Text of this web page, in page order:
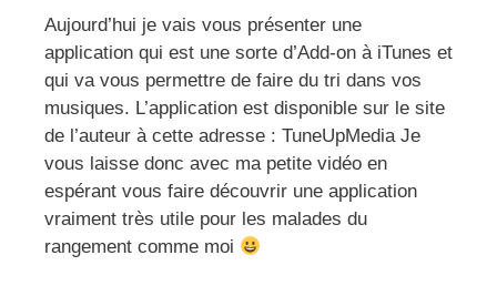
Aujourd’hui je vais vous présenter une
application qui est une sorte d’Add-on à iTunes et
qui va vous permettre de faire du tri dans vos
musiques. L’application est disponible sur le site
de l’auteur à cette adresse : TuneUpMedia Je
vous laisse donc avec ma petite vidéo en
espérant vous faire découvrir une application
vraiment très utile pour les malades du
rangement comme moi